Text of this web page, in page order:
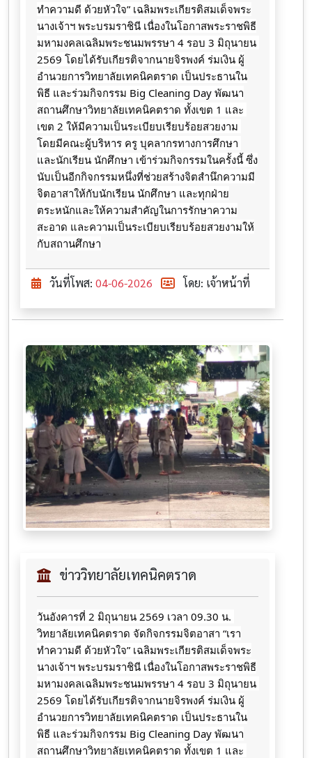
ทำความดี ด้วยหัวใจ” เฉลิมพระเกียรติสมเด็จพระ
นางเจ้าฯ พระบรมราชินี เนื่องในโอกาสพระราชพิธี
มหามงคลเฉลิมพระชนมพรรษา 4 รอบ 3 มิถุนายน
2569 โดยได้รับเกียรติจากนายจิรพงค์ ร่มเงิน ผู้
อำนวยการวิทยาลัยเทคนิคตราด เป็นประธานใน
พิธี และร่วมกิจกรรม Big Cleaning Day พัฒนา
สถานศึกษาวิทยาลัยเทคนิคตราด ทั้งเขต 1 และ
เขต 2 ให้มีความเป็นระเบียบเรียบร้อยสวยงาม
โดยมีคณะผู้บริหาร ครู บุคลากรทางการศึกษา
และนักเรียน นักศึกษา เข้าร่วมกิจกรรมในครั้งนี้ ซึ่ง
นับเป็นอีกกิจกรรมหนึ่งที่ช่วยสร้างจิตสำนึกความมี
จิตอาสาให้กับนักเรียน นักศึกษา และทุกฝ่าย
ตระหนักและให้ความสำคัญในการรักษาความ
สะอาด และความเป็นระเบียบเรียบร้อยสวยงามให้
กับสถานศึกษา
วันที่โพส: 04-06-2026 โดย: เจ้าหน้าที่
ข่าววิทยาลัยเทคนิคตราด
วันอังคารที่ 2 มิถุนายน 2569 เวลา 09.30 น.
วิทยาลัยเทคนิคตราด จัดกิจกรรมจิตอาสา “เรา
ทำความดี ด้วยหัวใจ” เฉลิมพระเกียรติสมเด็จพระ
นางเจ้าฯ พระบรมราชินี เนื่องในโอกาสพระราชพิธี
มหามงคลเฉลิมพระชนมพรรษา 4 รอบ 3 มิถุนายน
2569 โดยได้รับเกียรติจากนายจิรพงค์ ร่มเงิน ผู้
อำนวยการวิทยาลัยเทคนิคตราด เป็นประธานใน
พิธี และร่วมกิจกรรม Big Cleaning Day พัฒนา
สถานศึกษาวิทยาลัยเทคนิคตราด ทั้งเขต 1 และ